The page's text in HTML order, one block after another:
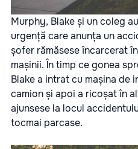
Murphy, Blake și un coleg
urgență care anunța un
șofer rămăsese încarcerat
mașinii. În timp ce gonea
Blake a intrat cu mașina de
camion și apoi a ricoșat în
ajunsese la locul
tocmai parcase.